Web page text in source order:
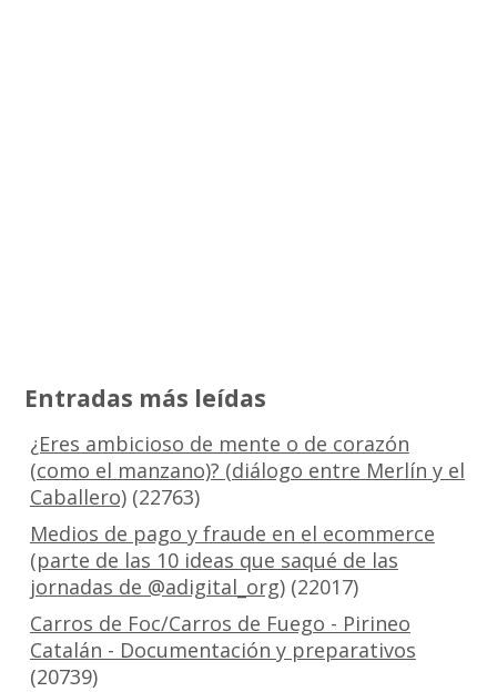
Entradas más leídas
¿Eres ambicioso de mente o de corazón
(como el manzano)? (diálogo entre Merlín y el
Caballero)(22763)
Medios de pago y fraude en el ecommerce
(parte de las 10 ideas que saqué de las
jornadas de @adigital_org)(22017)
Carros de Foc/Carros de Fuego - Pirineo
Catalán - Documentación y preparativos
(20739)